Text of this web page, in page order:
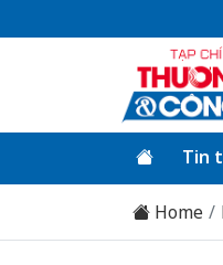
Tin
Home